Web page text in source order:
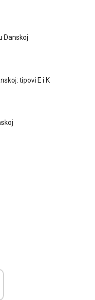
Danskoj
tipovi E i K